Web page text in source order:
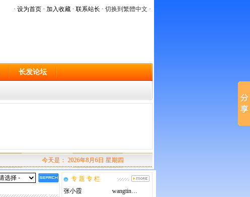
· 设为首页 · 加入收藏 · 联系站长 · 切换到繁體中文 ·
长发论坛
今天是： 2026年8月6日 星期四
专 题 专 栏
张小霞
wangtin…